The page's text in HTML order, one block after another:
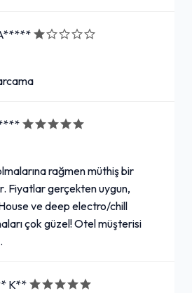
rağmen müthiş bir
Fiyatlar gerçekten uygun,
ve deep electro/chill
çok güzel! Otel müşterisi
K**